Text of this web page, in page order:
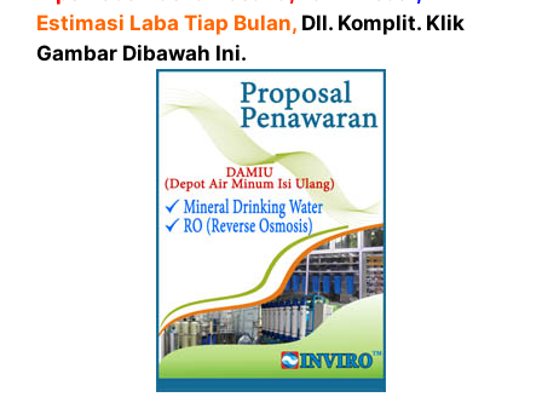
Estimasi Laba Tiap Bulan, Dll. Komplit. Klik
Gambar Dibawah Ini.